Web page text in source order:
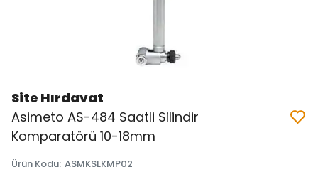
Site Hırdavat
Asimeto AS-484 Saatli Silindir
Komparatörü 10-18mm
Ürün Kodu: ASMKSLKMP02